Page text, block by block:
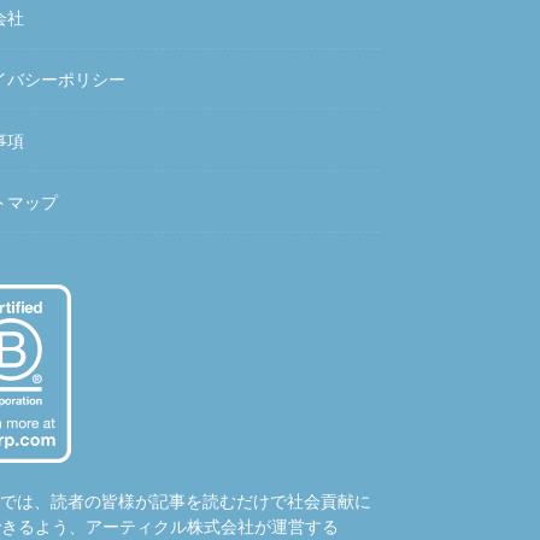
社
バシーポリシー
項
マップ
は、読者の皆様が記事を読むだけで社会貢献に
るよう、アーティクル株式会社が運営する